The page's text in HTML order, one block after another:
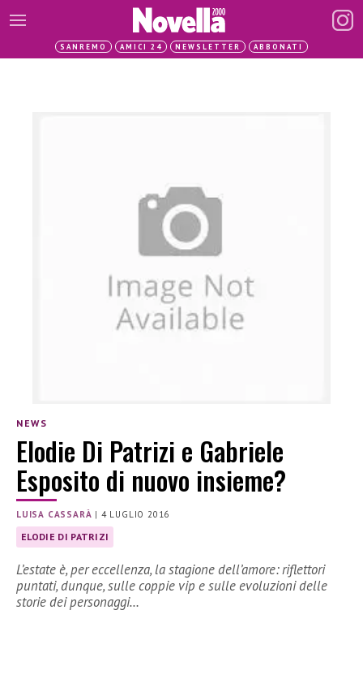
SANREMO AMICI 24 NEWSLETTER ABBONATI
NEWS
Elodie Di Patrizi e Gabriele
Esposito di nuovo insieme?
LUISA CASSARÀ | 4 LUGLIO 2016
ELODIE DI PATRIZI
L’estate è, per eccellenza, la stagione dell’amore: riflettori
puntati, dunque, sulle coppie vip e sulle evoluzioni delle
storie dei personaggi…